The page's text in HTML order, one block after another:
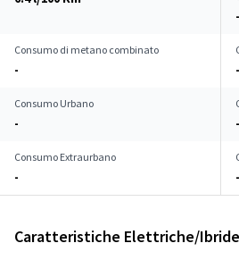
-
Consumo di metano combinato
- -
Consumo Urbano
- -
Consumo Extraurbano
- -
Caratteristiche Elettriche/Ibride